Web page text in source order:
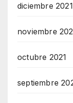
diciembre 2021
noviembre
octubre 2021
septiembre